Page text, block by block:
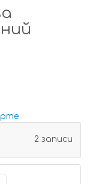
2 записи